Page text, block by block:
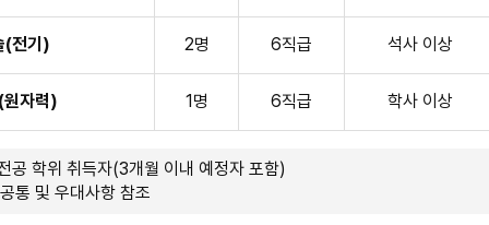
(전기) 2명 6직급 석사 이상
원자력) 1명 6직급 학사 이상
공 학위 취득자(3개월 이내 예정자 포함)
통 및 우대사항 참조